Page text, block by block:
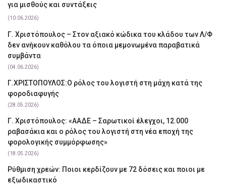
για μισθούς και συντάξεις
(10.06.2026)
Γ. Χριστόπουλος – Στον αξιακό κώδικα του κλάδου των Λ/Φ
δεν ανήκουν καθόλου τα όποια μεμονωμένα παραβατικά
συμβάντα
(04.06.2026)
Γ.ΧΡΙΣΤΟΠΟΥΛΟΣ:Ο ρόλος του λογιστή στη μάχη κατά της
φοροδιαφυγής
(28.05.2026)
Γ. Χριστόπουλος: «ΑΑΔΕ – Σαρωτικοί έλεγχοι, 12.000
ραβασάκια και ο ρόλος του λογιστή στη νέα εποχή της
φορολογικής συμμόρφωσης»
(18.05.2026)
Ρύθμιση χρεών: Ποιοι κερδίζουν με 72 δόσεις και ποιοι με
εξωδικαστικό